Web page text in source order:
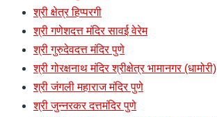
श्री क्षेत्र हिप्परगी
श्री गणेशदत्त मंदिर सावई वेरेम
श्री गुरुदेवदत्त मंदिर पुणे
श्री गोरक्षनाथ मंदिर श्रीक्षेत्र भामानगर (धामोरी)
श्री जंगली महाराज मंदिर पुणे
श्री जुन्नरकर दत्तमंदिर पुणे